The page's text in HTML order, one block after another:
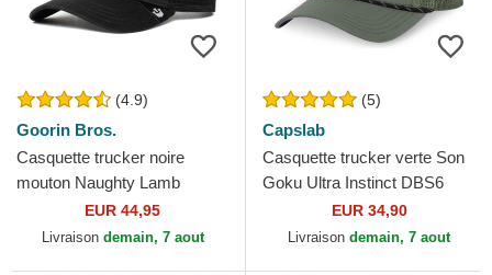
(4.9)
Goorin Bros.
Casquette trucker noire
mouton Naughty Lamb
Goorin Bros.EUR 44,95
Livraison demain, 7 aout
(5)
Capslab
Casquette trucker verte Son
Goku Ultra Instinct DBS6
ULT Dragon Ball Capslab
EUR 34,90
Livraison demain, 7 aout